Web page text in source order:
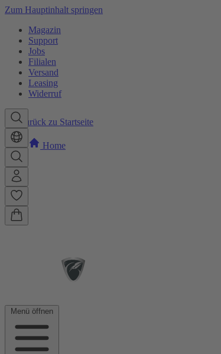
Zum Hauptinhalt springen
Magazin
Support
Jobs
Filialen
Versand
Leasing
Widerruf
Menü öffnen
Zurück zu Startseite
Home